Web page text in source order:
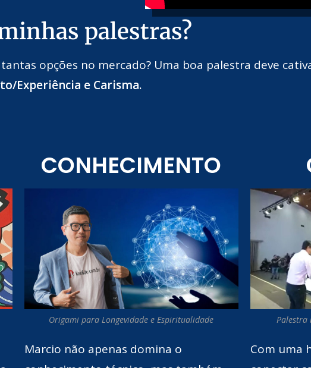
palestras?
opções no mercado? Uma boa palestra deve
Experiência e Carisma.
CONHECIMENTO
Origami para Longevidade e Espiritualidade
Marcio não apenas domina o
Palestra
Com uma